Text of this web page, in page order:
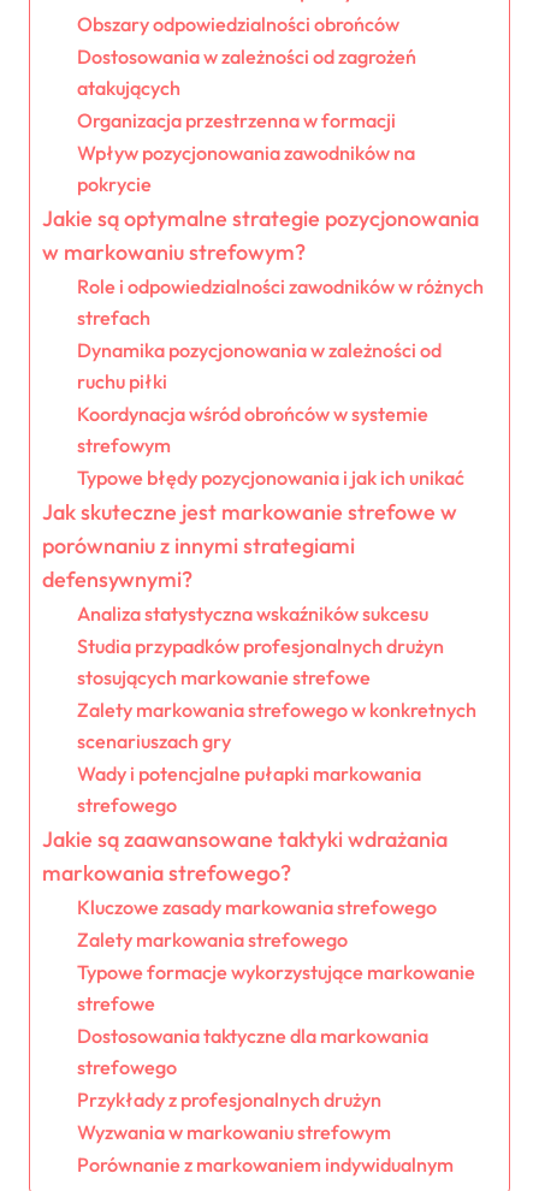
Obszary odpowiedzialności obrońców
Dostosowania w zależności od zagrożeń
atakujących
Organizacja przestrzenna w formacji
Wpływ pozycjonowania zawodników na
pokrycie
Jakie są optymalne strategie pozycjonowania
w markowaniu strefowym?
Role i odpowiedzialności zawodników w różnych
strefach
Dynamika pozycjonowania w zależności od
ruchu piłki
Koordynacja wśród obrońców w systemie
strefowym
Typowe błędy pozycjonowania i jak ich unikać
Jak skuteczne jest markowanie strefowe w
porównaniu z innymi strategiami
defensywnymi?
Analiza statystyczna wskaźników sukcesu
Studia przypadków profesjonalnych drużyn
stosujących markowanie strefowe
Zalety markowania strefowego w konkretnych
scenariuszach gry
Wady i potencjalne pułapki markowania
strefowego
Jakie są zaawansowane taktyki wdrażania
markowania strefowego?
Kluczowe zasady markowania strefowego
Zalety markowania strefowego
Typowe formacje wykorzystujące markowanie
strefowe
Dostosowania taktyczne dla markowania
strefowego
Przykłady z profesjonalnych drużyn
Wyzwania w markowaniu strefowym
Porównanie z markowaniem indywidualnym